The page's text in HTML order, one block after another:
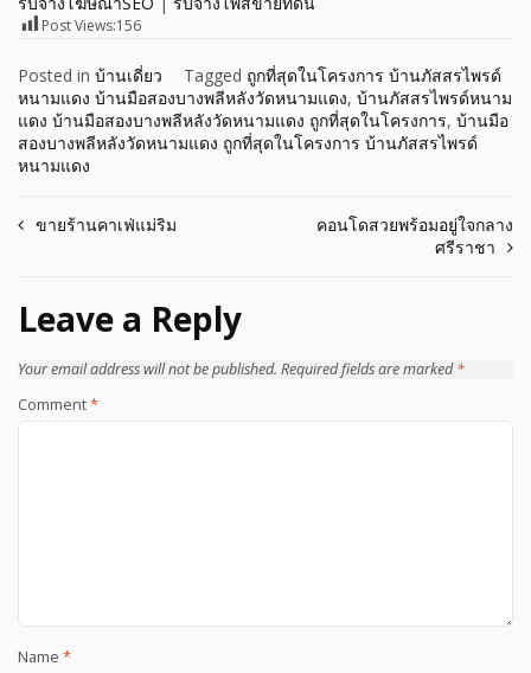
Post Views:156
Posted in บ้านเดี่ยว Tagged ถูกที่สุดในโครงการ บ้านภัสสรไพรด์
หนามแดง บ้านมือสองบางพลีหลังวัดหนามแดง, บ้านภัสสรไพรด์หนาม
แดง บ้านมือสองบางพลีหลังวัดหนามแดง ถูกที่สุดในโครงการ, บ้านมือ
สองบางพลีหลังวัดหนามแดง ถูกที่สุดในโครงการ บ้านภัสสรไพรด์
หนามแดง
Post
ขายร้านคาเฟ่แม่ริม
คอนโดสวยพร้อมอยู่ใจกลาง
ศรีราชา
Leave a Reply
Your email address will not be published. Required fields are marked*
Comment*
Name *